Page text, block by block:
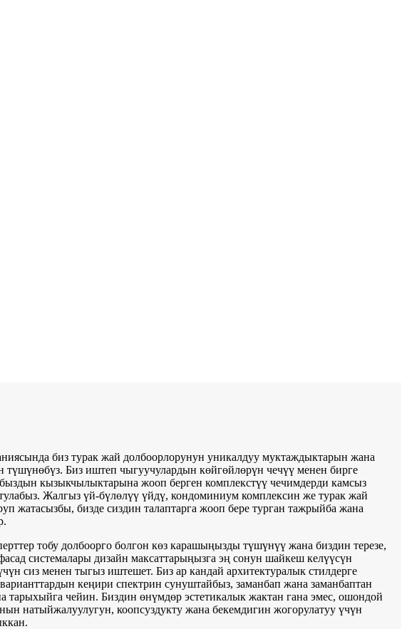
биз турак жай долбоорлорунун уникалдуу муктаждыктарын жана
түшүнөбүз. Биз иштеп чыгуучулардын көйгөйлөрүн чечүү менен бирге
кызыкчылыктарына жооп берген комплекстүү чечимдерди камсыз
Жалгыз үй-бүлөлүү үйдү, кондоминиум комплексин же турак жай
жатасызбы, бизде сиздин талаптарга жооп бере турган тажрыйба жана
тобу долбоорго болгон көз карашыңызды түшүнүү жана биздин терезе,
системалары дизайн максаттарыңызга эң сонун шайкеш келүүсүн
сиз менен тыгыз иштешет. Биз ар кандай архитектуралык стилдерге
кеңири спектрин сунуштайбыз, заманбап жана заманбаптан
тарыхыйга чейин. Биздин өнүмдөр эстетикалык жактан гана эмес, ошондой
натыйжалуулугун, коопсуздукту жана бекемдигин жогорулатуу үчүн